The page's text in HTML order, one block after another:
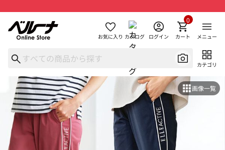
お気に入り カタログ ログイン カート
0
メニュー
カテゴリ
画像一覧